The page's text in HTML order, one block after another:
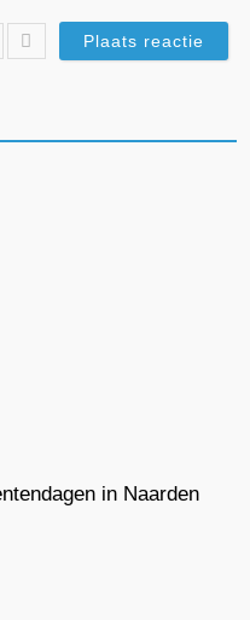
in Naarden